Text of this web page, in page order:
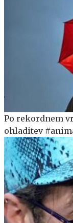
Po rekordnem
ohladitev